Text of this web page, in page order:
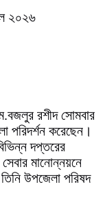
২০২৬
রশীদ সোমবার
পরিদর্শন করেছেন।
দপ্তরের
সেবার মানোন্নয়নে
উপজেলা পরিষদ